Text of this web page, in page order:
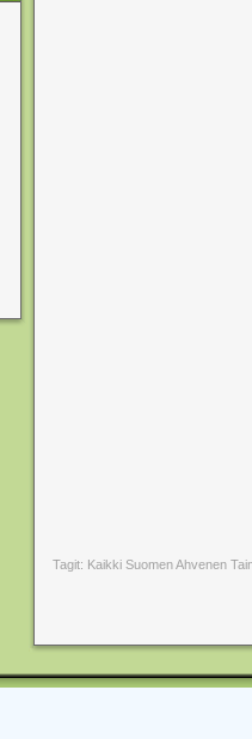
Tagit: Kaikki Suomen Ahvenen